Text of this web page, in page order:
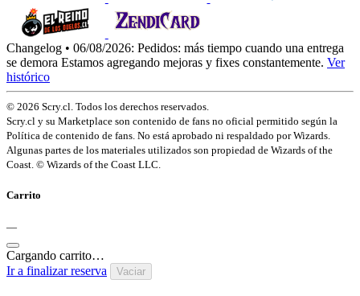
Changelog • 06/08/2026: Pedidos: más tiempo cuando una entrega
se demora Estamos agregando mejoras y fixes constantemente. Ver
histórico
© 2026 Scry.cl. Todos los derechos reservados.
Scry.cl y su Marketplace son contenido de fans no oficial permitido según la
Política de contenido de fans. No está aprobado ni respaldado por Wizards.
Algunas partes de los materiales utilizados son propiedad de Wizards of the
Coast. © Wizards of the Coast LLC.
Carrito
—
Cargando carrito…
Ir a finalizar reserva
Vaciar